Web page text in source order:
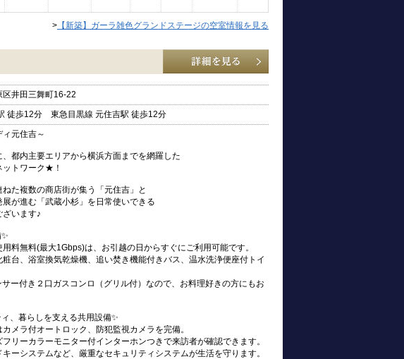
> 【新築】ガーラ雑色グランドステージの空室情報を見る
井田三舞町16-22
徒歩12分 東急目黒線 元住吉駅 徒歩12分
ィ元住吉～
都内主要エリアから横浜方面までを網羅した
ットワーク★！
た複数の商店街が集う「元住吉」と
が進む「武蔵小杉」を日常使いできる
ざいます♪
用料無料(最大1Gbps)は、お引越の日からすぐにご利用可能です。
粧台、浴室換気乾燥機、追い焚き機能付きバス、温水洗浄便座付トイ
サー付き２口ガスコンロ（グリル付）なので、お料理好きの方にもお
、暮らしを支える共用設備✨
カメラ付オートロック、防犯監視カメラを完備。
フリーカラーモニター付インターホンつきで来訪者が確認できます。
キーシステムなど、厳重なセキュリティシステムが生活を守ります。